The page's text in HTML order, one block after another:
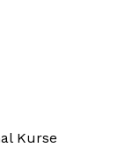
Kurse